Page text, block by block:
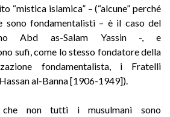
“mistica islamica” – (“alcune” perché
sono fondamentalisti – è il caso del
Abd as-Salam Yassin -, e
sufi, come lo stesso fondatore della
fondamentalista, i Fratelli
al-Banna [1906-1949]).
che non tutti i musulmani sono